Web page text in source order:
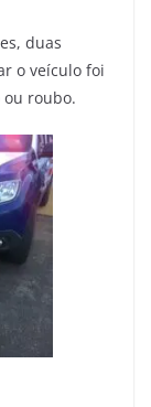
duas
o veículo foi
roubo.